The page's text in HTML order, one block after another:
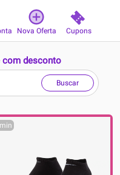
Nova Oferta Cupons
com desconto
Buscar